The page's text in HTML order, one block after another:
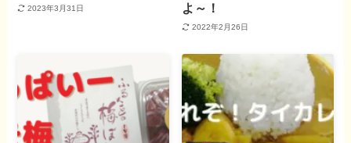
2023年3月31日
よ～！
2022年2月26日